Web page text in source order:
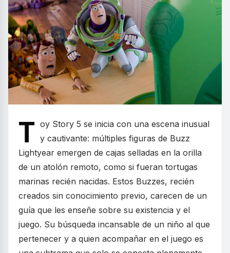
T oy Story 5 se inicia con una escena inusual
y cautivante: múltiples figuras de Buzz
Lightyear emergen de cajas selladas en la orilla
de un atolón remoto, como si fueran tortugas
marinas recién nacidas. Estos Buzzes, recién
creados sin conocimiento previo, carecen de un
guía que les enseñe sobre su existencia y el
juego. Su búsqueda incansable de un niño al que
pertenecer y a quien acompañar en el juego es